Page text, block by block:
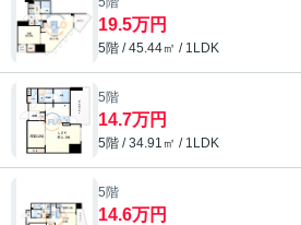
19.5万円
5階 / 45.44㎡ / 1LDK
5階
14.7万円
5階 / 34.91㎡ / 1LDK
5階
14.6万円